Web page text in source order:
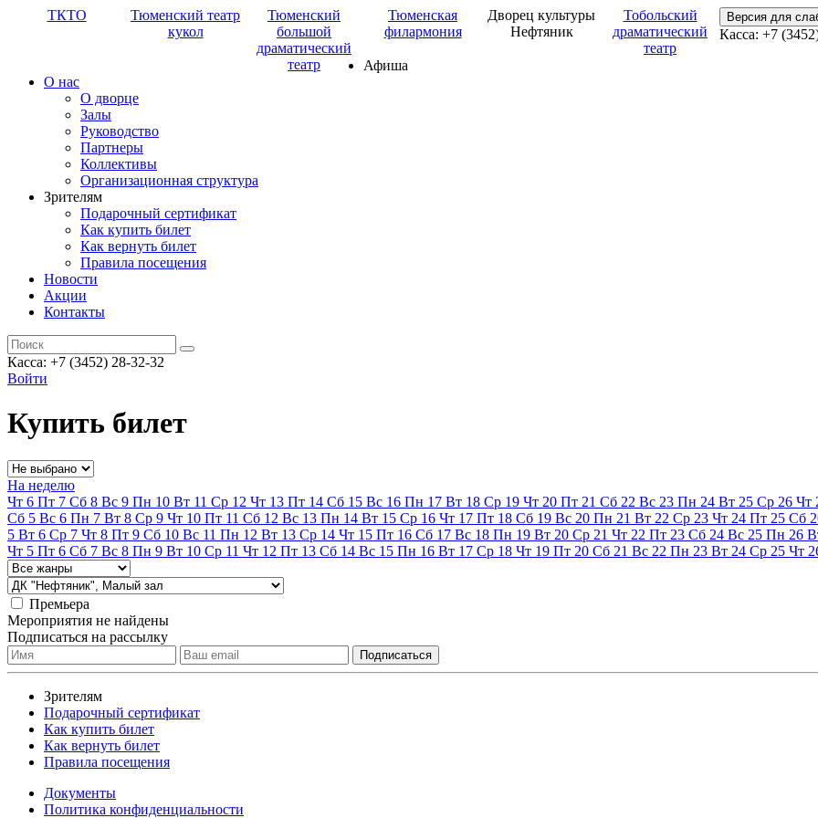
ТКТО
Тюменский театр
кукол
Тюменский
большой
драматический
театр
Тюменская
филармония
Дворец культуры
Нефтяник
Тобольский
драматический
театр
Версия для
Касса: +7
Афиша
О нас
О дворце
Залы
Руководство
Партнеры
Коллективы
Организационная структура
Зрителям
Подарочный сертификат
Как купить билет
Как вернуть билет
Правила посещения
Новости
Акции
Контакты
Касса: +7 (3452) 28-32-32
Войти
Купить билет
На неделю
Чт 6 Пт 7 Сб 8 Вс 9 Пн 10 Вт 11 Ср 12 Чт 13 Пт 14 Сб 15 Вс 16 Пн 17 Вт 18 Ср 19 Чт 20 Пт 21 Сб 22 Вс 23 Пн 24 Вт 25 Ср 26 Чт
Сб 5 Вс 6 Пн 7 Вт 8 Ср 9 Чт 10 Пт 11 Сб 12 Вс 13 Пн 14 Вт 15 Ср 16 Чт 17 Пт 18 Сб 19 Вс 20 Пн 21 Вт 22 Ср 23 Чт 24 Пт 25 Сб
5 Вт 6 Ср 7 Чт 8 Пт 9 Сб 10 Вс 11 Пн 12 Вт 13 Ср 14 Чт 15 Пт 16 Сб 17 Вс 18 Пн 19 Вт 20 Ср 21 Чт 22 Пт 23 Сб 24 Вс 25 Пн 26
Чт 5 Пт 6 Сб 7 Вс 8 Пн 9 Вт 10 Ср 11 Чт 12 Пт 13 Сб 14 Вс 15 Пн 16 Вт 17 Ср 18 Чт 19 Пт 20 Сб 21 Вс 22 Пн 23 Вт 24 Ср 25 Чт
Премьера
Мероприятия не найдены
Подписаться на рассылку
Зрителям
Подарочный сертификат
Как купить билет
Как вернуть билет
Правила посещения
Документы
Политика конфиденциальности